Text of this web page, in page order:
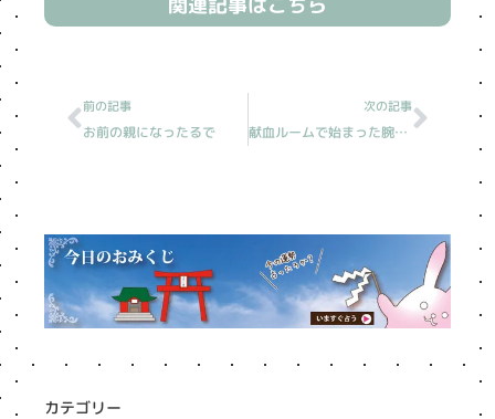
前の記事
お前の親になったるで
次の記事
献血ルームで始まった腕利きデザイナーとのご縁
Next
カテゴリー